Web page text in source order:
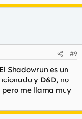
#9
Shadowrun es un
y D&D, no
me llama muy